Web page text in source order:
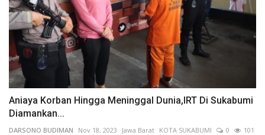
Aniaya Korban Hingga Meninggal Dunia,IRT Di Sukabumi
Diamankan...
DARSONO BUDIMAN Nov 18, 2023 Jawa Barat KOTA SUKABUMI 0
101